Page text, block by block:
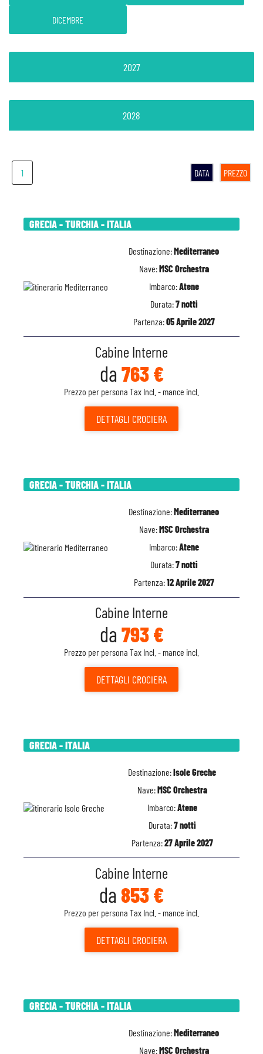
1 DATA PREZZO
GRECIA - TURCHIA - ITALIA
Destinazione:Mediterraneo
Nave:MSC Orchestra
Imbarco:Atene
Durata:7 notti
Partenza:05 Aprile 2027
Cabine Interne
da 763 €
Prezzo per persona Tax Incl. - mance incl.
DETTAGLI CROCIERA
GRECIA - TURCHIA - ITALIA
Destinazione:Mediterraneo
Nave:MSC Orchestra
Imbarco:Atene
Durata:7 notti
Partenza:12 Aprile 2027
Cabine Interne
da 793 €
Prezzo per persona Tax Incl. - mance incl.
DETTAGLI CROCIERA
GRECIA - ITALIA
Destinazione:Isole Greche
Nave:MSC Orchestra
Imbarco:Atene
Durata:7 notti
Partenza:27 Aprile 2027
Cabine Interne
da 853 €
Prezzo per persona Tax Incl. - mance incl.
DETTAGLI CROCIERA
GRECIA - TURCHIA - ITALIA
Destinazione:Mediterraneo
Nave:MSC Orchestra
DICEMBRE
2027
2028